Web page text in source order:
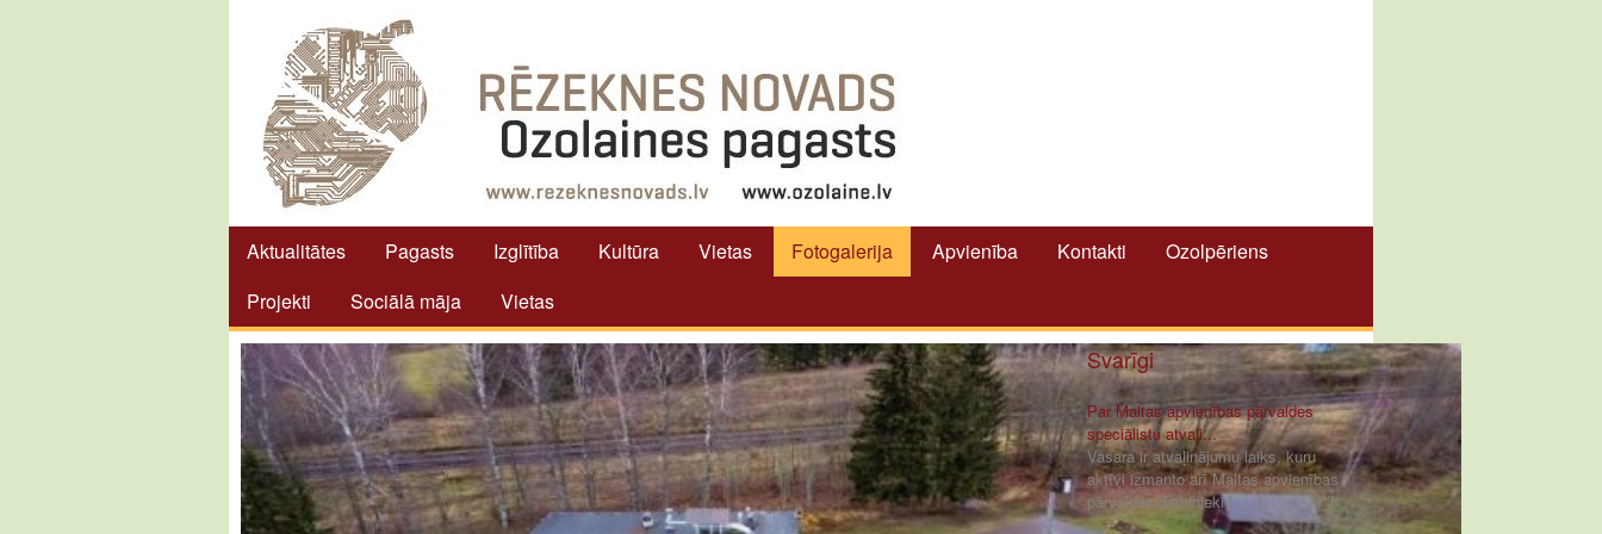
Aktualitātes Pagasts Izglītība Kultūra Vietas Fotogalerija Apvienība Kontakti
Ozolpēriens
Projekti
Sociālā māja Vietas
Svarīgi
Par Maltas apvienības pārvaldes
speciālistu atvaļi...
Vasara ir atvaļinājumu laiks, kuru
aktīvi izmanto arī Maltas apvienības
pārvaldes darbinieki [ ... ]